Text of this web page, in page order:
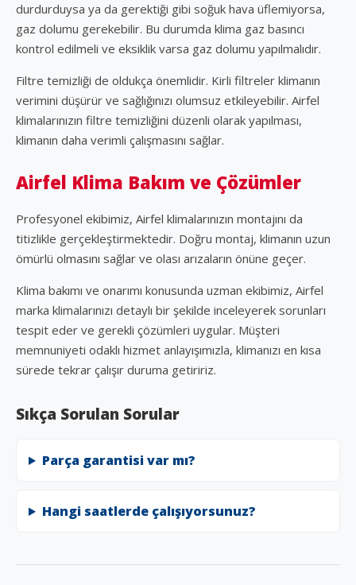
durdurduysa ya da gerektiği gibi soğuk hava üflemiyorsa,
gaz dolumu gerekebilir. Bu durumda klima gaz basıncı
kontrol edilmeli ve eksiklik varsa gaz dolumu yapılmalıdır.
Filtre temizliği de oldukça önemlidir. Kirli filtreler klimanın
verimini düşürür ve sağlığınızı olumsuz etkileyebilir. Airfel
klimalarınızın filtre temizliğini düzenli olarak yapılması,
klimanın daha verimli çalışmasını sağlar.
Airfel Klima Bakım ve Çözümler
Profesyonel ekibimiz, Airfel klimalarınızın montajını da
titizlikle gerçekleştirmektedir. Doğru montaj, klimanın uzun
ömürlü olmasını sağlar ve olası arızaların önüne geçer.
Klima bakımı ve onarımı konusunda uzman ekibimiz, Airfel
marka klimalarınızı detaylı bir şekilde inceleyerek sorunları
tespit eder ve gerekli çözümleri uygular. Müşteri
memnuniyeti odaklı hizmet anlayışımızla, klimanızı en kısa
sürede tekrar çalışır duruma getiririz.
Sıkça Sorulan Sorular
Parça garantisi var mı?
Hangi saatlerde çalışıyorsunuz?